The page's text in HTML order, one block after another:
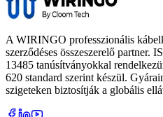
A WIRINGO professzionális
szerződéses összeszerelő partner.
13485 tanúsítványokkal
620 standard szerint készül.
szigeteken biztosítják a globális